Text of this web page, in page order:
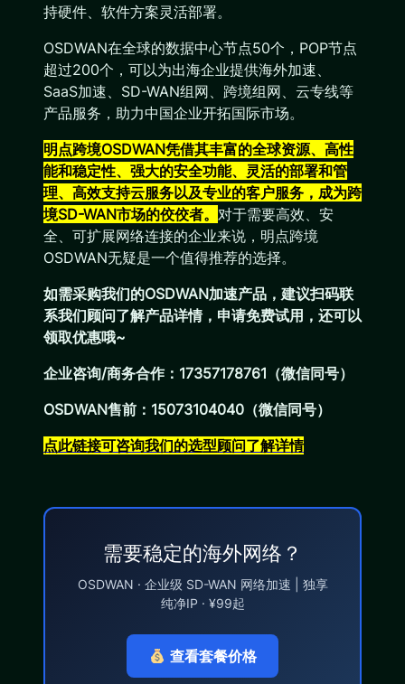
持硬件、软件方案灵活部署。
OSDWAN在全球的数据中心节点50个，POP节点
超过200个，可以为出海企业提供海外加速、
SaaS加速、SD-WAN组网、跨境组网、云专线等
产品服务，助力中国企业开拓国际市场。
明点跨境OSDWAN凭借其丰富的全球资源、高性
能和稳定性、强大的安全功能、灵活的部署和管
理、高效支持云服务以及专业的客户服务，成为跨
境SD-WAN市场的佼佼者。 对于需要高效、安
全、可扩展网络连接的企业来说，明点跨境
OSDWAN无疑是一个值得推荐的选择。
如需采购我们的OSDWAN加速产品，建议扫码联
系我们顾问了解产品详情，申请免费试用，还可以
领取优惠哦~
企业咨询/商务合作：17357178761（微信同号）
OSDWAN售前：15073104040（微信同号）
点此链接可咨询我们的选型顾问了解详情
需要稳定的海外网络？
OSDWAN · 企业级 SD-WAN 网络加速 | 独享
纯净IP · ¥99起
查看套餐价格